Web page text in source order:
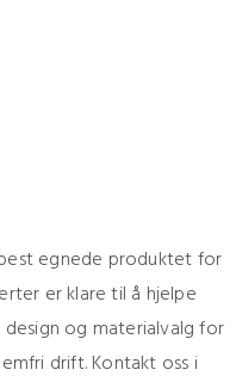
egnede produktet for
er klare til å hjelpe
og materialvalg for
drift. Kontakt oss i